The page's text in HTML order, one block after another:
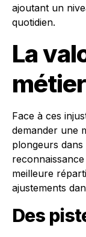
ajoutant un
quotidien.
La
métier
Face à ces
demander une
plongeurs
meilleure
ajustements
Des